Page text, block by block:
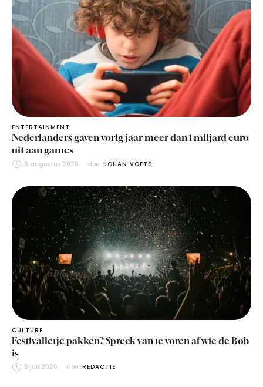
ENTERTAINMENT
Nederlanders gaven vorig jaar meer dan 1 miljard euro
uit aan games
3 augustus 2026 door JOHAN VOETS
CULTURE
Festivalletje pakken? Spreek van te voren af wie de Bob
is
8 juli 2026 door REDACTIE